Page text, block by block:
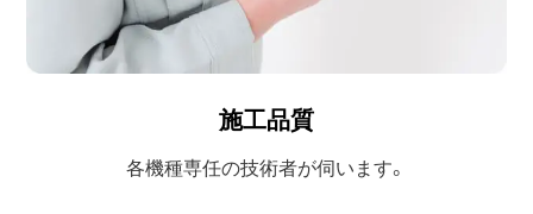
施工品質
各機種専任の技術者が伺います。